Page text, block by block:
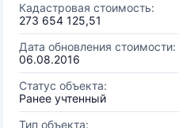
Кадастровая стоимость:
273 654 125,51
Дата обновления стоимости:
06.08.2016
Статус объекта:
Ранее учтенный
Тип объекта: